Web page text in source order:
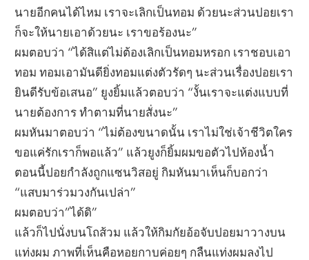
นายอีกคนได้ไหม เราจะเลิกเป็นทอม ด้วยนะส่วนปอยเรา
ก็จะให้นายเอาด้วยนะ เราขอร้องนะ”
ผมตอบว่า “ได้สิแต่ไม่ต้องเลิกเป็นทอมหรอก เราชอบเอา
ทอม ทอมเอามันดียิ่งทอมแต่งตัวรัดๆ นะส่วนเรื่องปอยเรา
ยินดีรับข้อเสนอ” ยูงยิ้มแล้วตอบว่า “งั้นเราจะแต่งแบบที่
นายต้องการ ทำตามที่นายสั่งนะ”
ผมหันมาตอบว่า “ไม่ต้องขนาดนั้น เราไม่ใช่เจ้าชีวิตใคร
ขอแค่รักเราก็พอแล้ว” แล้วยูงก็ยิ้มผมขอตัวไปห้องน้ำ
ตอนนี้ปอยกำลังถูกแซนวิสอยู่ กิมหันมาเห็นก็บอกว่า
“แสบมาร่วมวงกันเปล่า”
ผมตอบว่า”ได้ดิ”
แล้วก็ไปนั่งบนโถส้วม แล้วให้กิมกัยอ้อจับปอยมาวางบน
แท่งผม ภาพที่เห็นคือหอยกาบค่อยๆ กลืนแท่งผมลงไป